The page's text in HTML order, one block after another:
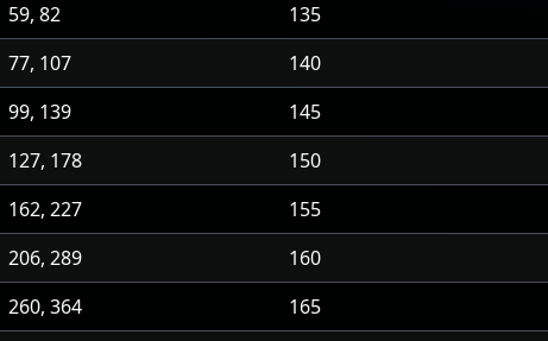
59, 82 135
77, 107 140
99, 139 145
127, 178 150
162, 227 155
206, 289 160
260, 364 165